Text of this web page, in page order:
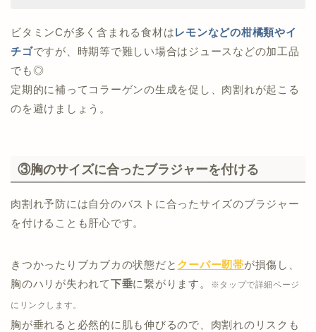
ビタミンCが多く含まれる食材はレモンなどの柑橘類やイ
チゴですが、時期等で難しい場合はジュースなどの加工品
でも◎
定期的に補ってコラーゲンの生成を促し、肉割れが起こる
のを避けましょう。
③胸のサイズに合ったブラジャーを付ける
肉割れ予防には自分のバストに合ったサイズのブラジャー
を付けることも肝心です。
きつかったりブカブカの状態だと クーパー靭帯が損傷し、
胸のハリが失われて下垂に繋がります。 ※タップで詳細ページ
にリンクします。
胸が垂れると必然的に肌も伸びるので、肉割れのリスクも
ダイエット
バストアップ（育乳）